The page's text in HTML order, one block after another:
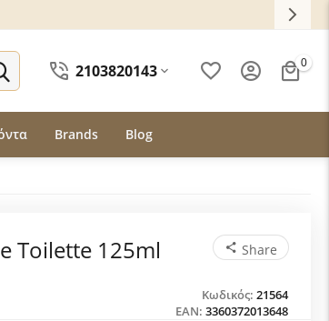
2103820143 0
Brands Blog
Toilette 125ml Share
EAN: 3360372013648
Κωδικός: 21564